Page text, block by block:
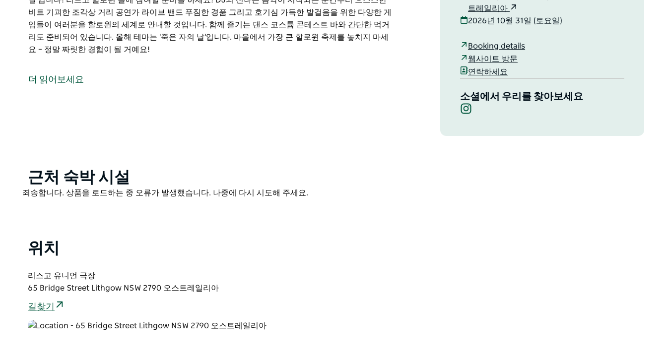
비트 기괴한 조각상 거리 공연가 라이브 밴드 푸짐한 경품 그리고 호기심 가득한 발걸음을 위한 다양한 게
임들이 여러분을 할로윈의 세계로 안내할 것입니다. 함께 즐기는 댄스 코스튬 콘테스트 바와 간단한 먹거
리도 준비되어 있습니다. 올해 테마는 '죽은 자의 날'입니다. 마을에서 가장 큰 할로윈 축제를 놓치지 마세
요 – 정말 짜릿한 경험이 될 거예요!
날'입니다!
더 읽어보세요
트레일리아
2026년 10월 31일 (토요일)
Booking details
웹사이트 방문
연락하세요
소셜에서 우리를 찾아보세요
Product
List
근처 숙박 시설
Product
죄송합니다. 상품을 로드하는 중 오류가 발생했습니다. 나중에 다시 시도해 주세요.
위치
리스고 유니언 극장
65 Bridge Street Lithgow NSW 2790 오스트레일리아
길찾기